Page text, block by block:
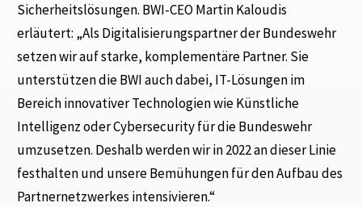
Sicherheitslösungen. BWI-CEO Martin Kaloudis
erläutert: „Als Digitalisierungspartner der Bundeswehr
setzen wir auf starke, komplementäre Partner. Sie
unterstützen die BWI auch dabei, IT-Lösungen im
Bereich innovativer Technologien wie Künstliche
Intelligenz oder Cybersecurity für die Bundeswehr
umzusetzen. Deshalb werden wir in 2022 an dieser Linie
festhalten und unsere Bemühungen für den Aufbau des
Partnernetzwerkes intensivieren.“